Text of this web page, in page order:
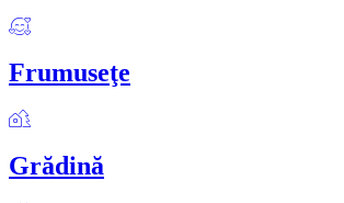
Frumuseţe
Grădină